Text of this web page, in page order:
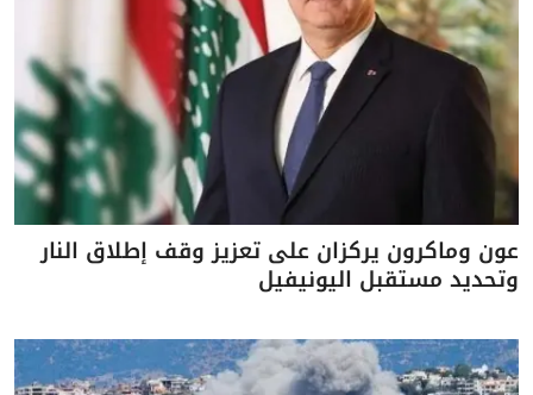
عون وماكرون يركزان على تعزيز وقف إطلاق النار
وتحديد مستقبل اليونيفيل